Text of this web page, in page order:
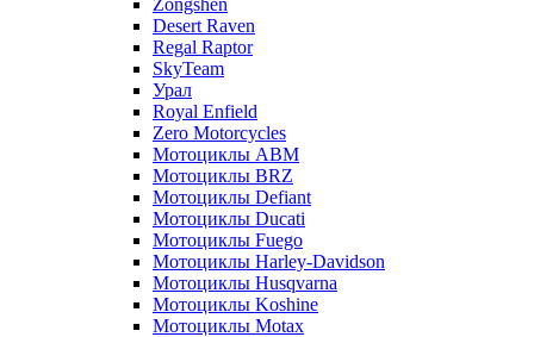
Zongshen
Desert Raven
Regal Raptor
SkyTeam
Урал
Royal Enfield
Zero Motorcycles
Мотоциклы ABM
Мотоциклы BRZ
Мотоциклы Defiant
Мотоциклы Ducati
Мотоциклы Fuego
Мотоциклы Harley-Davidson
Мотоциклы Husqvarna
Мотоциклы Koshine
Мотоциклы Motax